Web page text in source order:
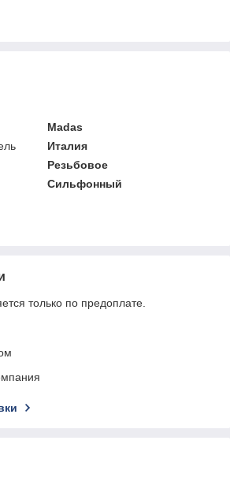
Madas
Италия
Резьбовое
Сильфонный
только по предоплате.